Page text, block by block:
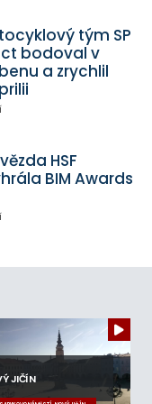
tým SP
bodoval v
a zrychlil
HSF
BIM Awards
JIČÍN